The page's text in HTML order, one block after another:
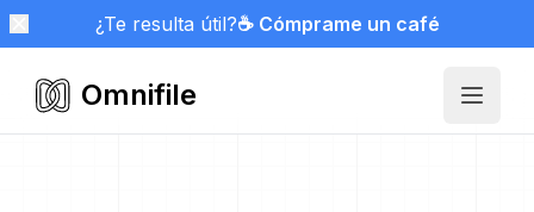
¿Te resulta útil?☕ Cómprame un café
Omnifile